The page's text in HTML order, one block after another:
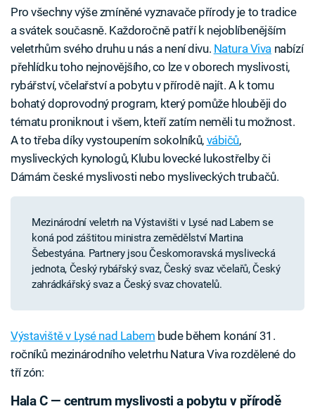
Pro všechny výše zmíněné vyznavače přírody je to tradice
a svátek současně. Každoročně patří k nejoblíbenějším
veletrhům svého druhu u nás a není divu. Natura Viva nabízí
přehlídku toho nejnovějšího, co lze v oborech myslivosti,
rybářství, včelařství a pobytu v přírodě najít. A k tomu
bohatý doprovodný program, který pomůže hlouběji do
tématu proniknout i všem, kteří zatím neměli tu možnost.
A to třeba díky vystoupením sokolníků, vábičů,
mysliveckých kynologů, Klubu lovecké lukostřelby či
Dámám české myslivosti nebo mysliveckých trubačů.
Mezinárodní veletrh na Výstavišti v Lysé nad Labem se
koná pod záštitou ministra zemědělství Martina
Šebestyána. Partnery jsou Českomoravská myslivecká
jednota, Český rybářský svaz, Český svaz včelařů, Český
zahrádkářský svaz a Český svaz chovatelů.
Výstaviště v Lysé nad Labem bude během konání 31.
ročníků mezinárodního veletrhu Natura Viva rozdělené do
tří zón:
Hala C — centrum myslivosti a pobytu v přírodě